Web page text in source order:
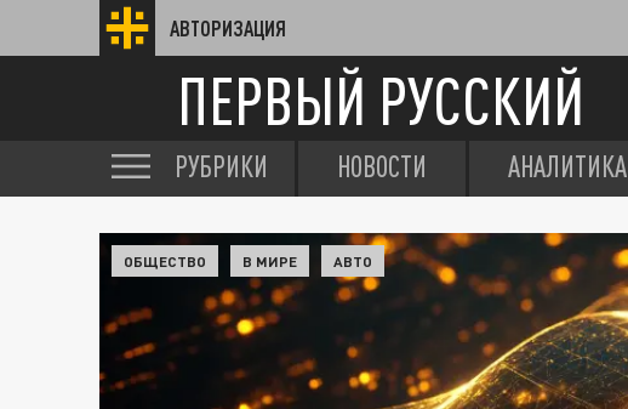
АВТОРИЗАЦИЯ
ПЕРВЫЙ РУССКИЙ
РУБРИКИ НОВОСТИ АНАЛИТИКА
ОБЩЕСТВО В МИРЕ АВТО